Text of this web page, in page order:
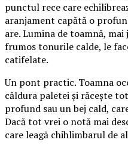
punctul rece care
aranjament capătă o
are. Lumina de toamnă, mai
frumos tonurile calde, le
catifelate.
Un pont practic. Toamna
căldura paletei și răcește
profund sau un bej cald,
Dacă tot vrei o notă mai
care leagă chihlimbarul de